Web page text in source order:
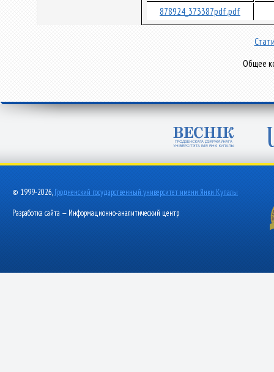
878924_373387pdf.pdf
Общее
© 1999-2026, Гродненский государственный университет имени Янки Купалы
Разработка сайта — Информационно-аналитический центр